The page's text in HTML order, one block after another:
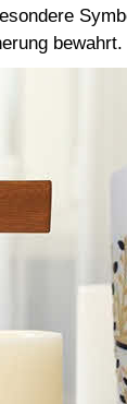
bewahrt.